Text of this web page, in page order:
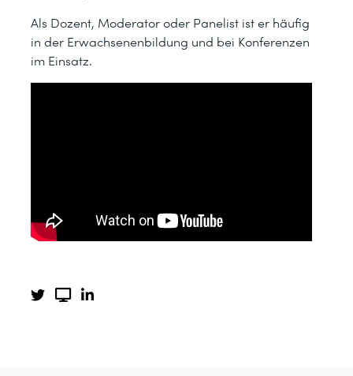
Als Dozent, Moderator oder Panelist ist er häufig
in der Erwachsenenbildung und bei Konferenzen
im Einsatz.